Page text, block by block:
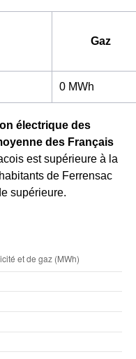
Gaz
0 MWh
électrique des
des Français
est supérieure à la
de Ferrensac
supérieure.